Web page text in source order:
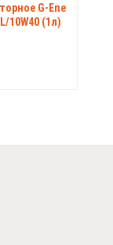
G-Ene
10W40 (1л)